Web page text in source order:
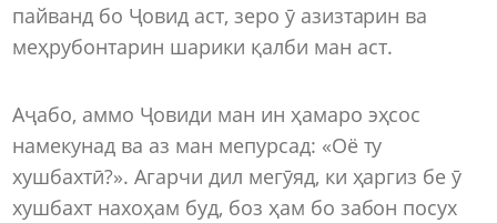
пайванд бо Ҷовид аст, зеро ӯ азизтарин ва
меҳрубонтарин шарики қалби ман аст.
Аҷабо, аммо Ҷовиди ман ин ҳамаро эҳсос
намекунад ва аз ман мепурсад: «Оё ту
хушбахтӣ?». Агарчи дил мегӯяд, ки ҳаргиз бе ӯ
хушбахт нахоҳам буд, боз ҳам бо забон посух